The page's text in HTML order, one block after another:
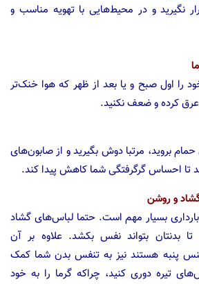
نگیرید و در محیط‌هایی با تهویه مناسب و
را اول صبح و یا بعد از ظهر که هوا خنک‌تر
کرده و ضعف نکنید.
بروید، مرتبا دوش بگیرید و از صابون‌های
تا احساس گرگرفتگی شما کاهش پیدا کند.
بسیار مهم است. حتما لباس‌های گشاد
تا بدنتان بتواند نفس بکشد. علاوه بر آن
پنبه هستند نیز به تنفس بدن شما کمک
تیره دوری کنید، چراکه گرما را به خود